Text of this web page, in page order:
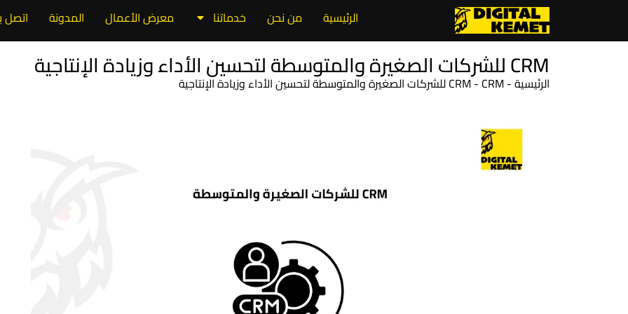
الرئيسية من نحن خدماتنا معرض الأعمال المدونة اتصل
CRM للشركات الصغيرة والمتوسطة لتحسين الأداء وزيادة الإنتاجية
الرئيسية-
CRM- CRM للشركات الصغيرة والمتوسطة لتحسين الأداء وزيادة الإنتاجية